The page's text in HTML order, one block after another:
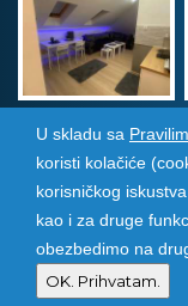
Srbija Info©
Izrada i
U skladu sa
koristi kolačiće
korisničkog
kao i za druge
obezbedimo na